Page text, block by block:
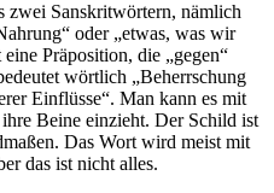
zwei Sanskritwörtern, nämlich
oder „etwas, was wir
Präposition, die „gegen“
wörtlich „Beherrschung
Einflüsse“. Man kann es mit
Beine einzieht. Der Schild ist
Das Wort wird meist mit
das ist nicht alles.